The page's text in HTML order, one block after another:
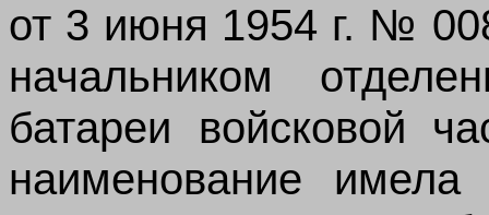
от 3 июня 1954 г. №
начальником
батареи войсковой
наименование